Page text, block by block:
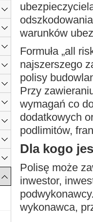
warunków
Formuła „all
najszerszego
polisy
Przy
wymagań co
dodatkowych
podlimitów,
Dla kogo
Polisę może
inwestor,
wykonawca,